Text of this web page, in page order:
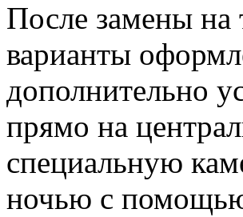
После замены на
варианты
дополнительно
прямо на
специальную
ночью с